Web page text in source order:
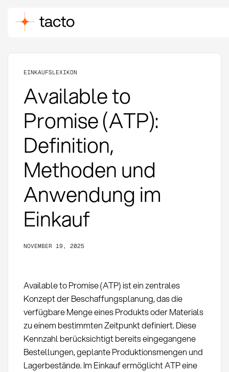
EINKAUFSLEXIKON
Available to
Promise (ATP):
Definition,
Methoden und
Anwendung im
Einkauf
NOVEMBER 19, 2025
Available to Promise (ATP) ist ein zentrales
Konzept der Beschaffungsplanung, das die
verfügbare Menge eines Produkts oder Materials
zu einem bestimmten Zeitpunkt definiert. Diese
Kennzahl berücksichtigt bereits eingegangene
Bestellungen, geplante Produktionsmengen und
Lagerbestände. Im Einkauf ermöglicht ATP eine